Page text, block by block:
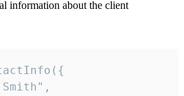
information about the client